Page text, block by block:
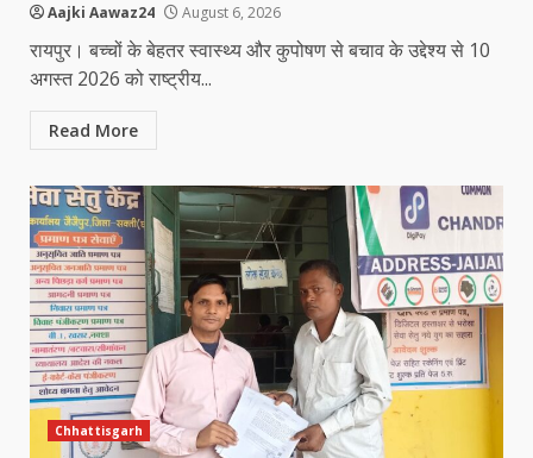
Aajki Aawaz24 August 6, 2026
रायपुर। बच्चों के बेहतर स्वास्थ्य और कुपोषण से बचाव के उद्देश्य से 10
अगस्त 2026 को राष्ट्रीय...
Read More
Chhattisgarh